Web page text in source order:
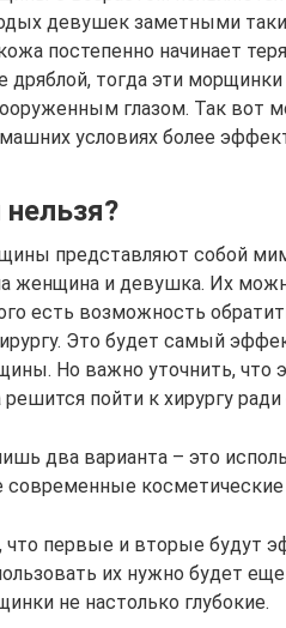
девушек заметными
постепенно начинает
дряблой, тогда эти
глазом. Так вот
условиях более
представляют собой
женщина и девушка. Их
есть возможность
Это будет самый
Но важно уточнить, что
пойти к хирургу
два варианта – это
современные
что первые и вторые будут
их нужно будет
не настолько глубокие.